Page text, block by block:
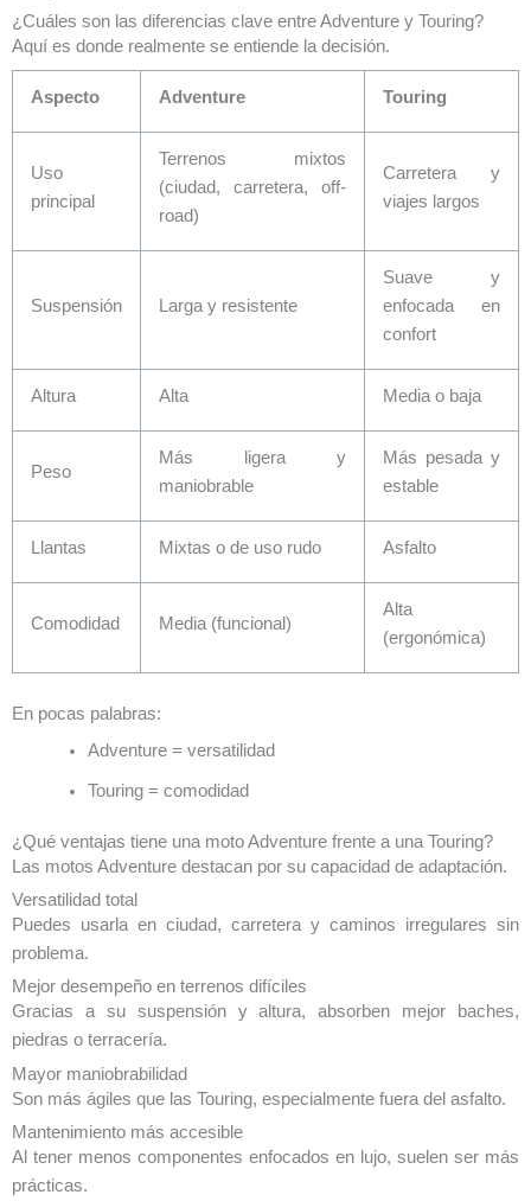
¿Cuáles son las diferencias clave entre Adventure y Touring?
Aquí es donde realmente se entiende la decisión.
Aspecto Adventure Touring
Uso
principal
Terrenos mixtos
(ciudad, carretera, off-
road)
Carretera y
viajes largos
Suspensión Larga y resistente
Suave y
enfocada en
confort
Altura Alta Media o baja
Peso
Más ligera y
maniobrable
Más pesada y
estable
Llantas Mixtas o de uso rudo Asfalto
Comodidad Media (funcional)
Alta
(ergonómica)
En pocas palabras:
Adventure = versatilidad
Touring = comodidad
¿Qué ventajas tiene una moto Adventure frente a una Touring?
Las motos Adventure destacan por su capacidad de adaptación.
Versatilidad total
Puedes usarla en ciudad, carretera y caminos irregulares sin
problema.
Mejor desempeño en terrenos difíciles
Gracias a su suspensión y altura, absorben mejor baches,
piedras o terracería.
Mayor maniobrabilidad
Son más ágiles que las Touring, especialmente fuera del asfalto.
Mantenimiento más accesible
Al tener menos componentes enfocados en lujo, suelen ser más
prácticas.